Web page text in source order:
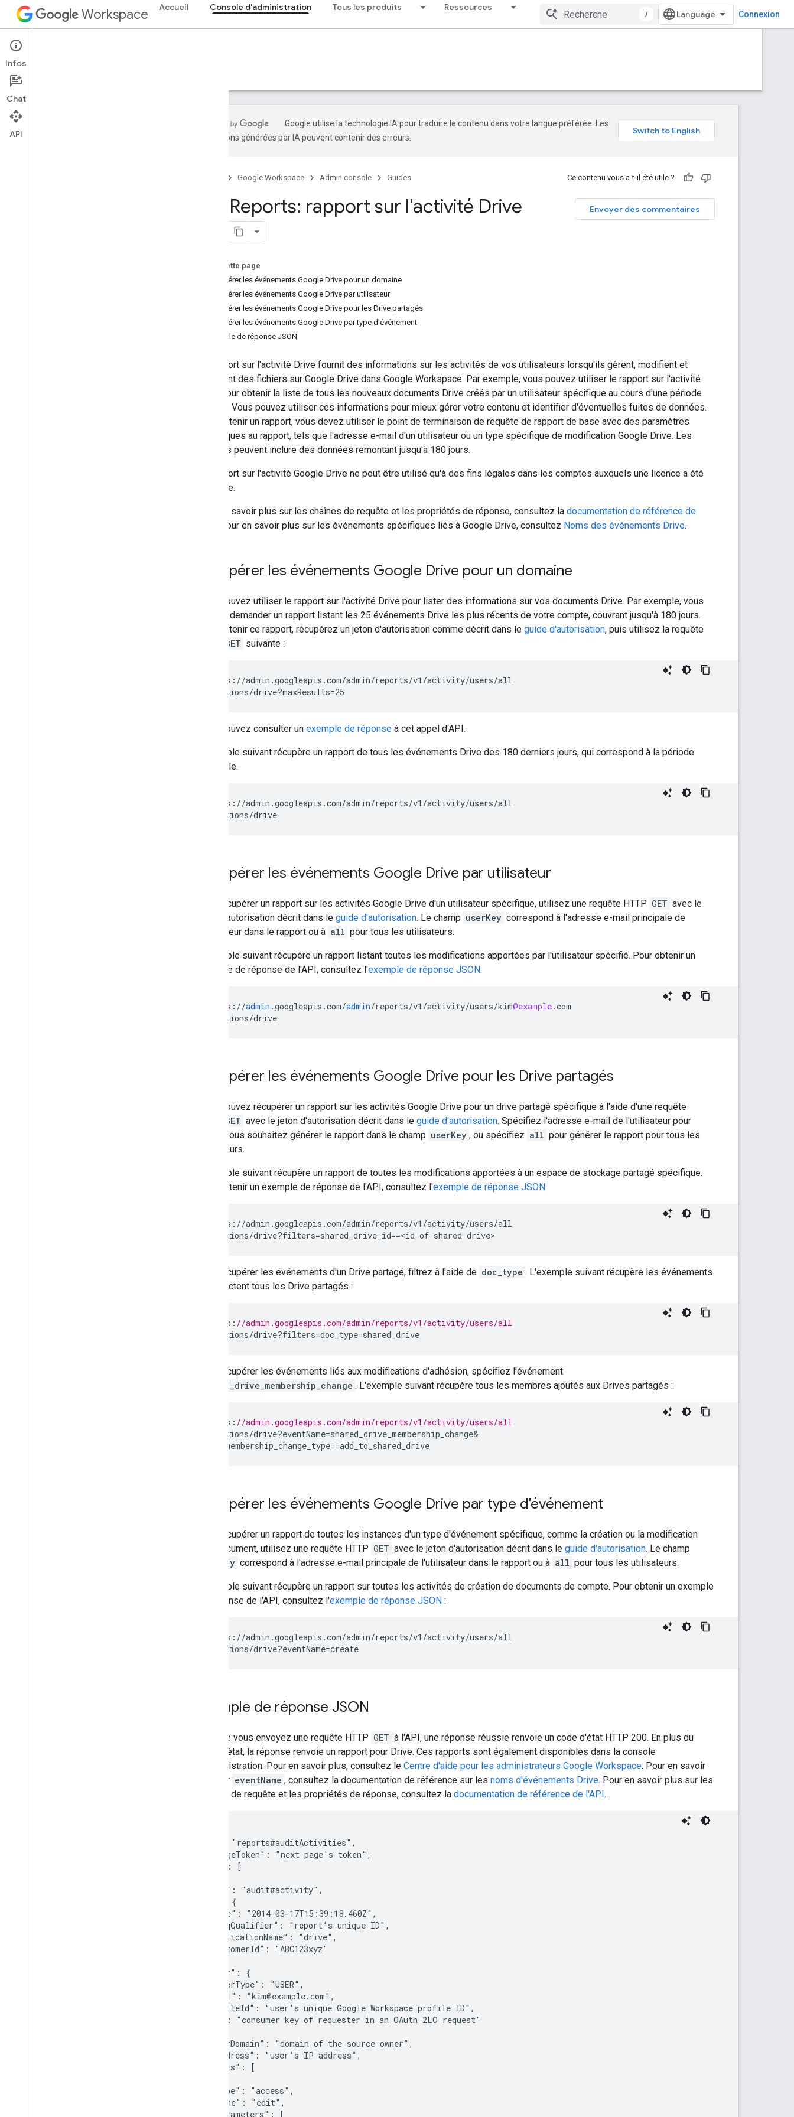
Workspace Accueil Console d'administration Tous les produits Ressources
/ Connexion
Admin console
Aperçu
Google utilise la technologie IA pour traduire le contenu dans votre langue préférée. Les
traductions générées par IA peuvent contenir des erreurs.
Google Workspace Admin console Guides Ce contenu vous a-t-il été utile ?
Envoyer des commentaires
API Reports: rapport sur l'activité Drive
Sur cette page
Récupérer les événements Google Drive pour un domaine
Récupérer les événements Google Drive par utilisateur
Récupérer les événements Google Drive pour les Drive partagés
Récupérer les événements Google Drive par type d'événement
Exemple de réponse JSON
Le rapport sur l'activité Drive fournit des informations sur les activités de vos utilisateurs lorsqu'ils gèrent, modifient et
partagent des fichiers sur Google Drive dans Google Workspace. Par exemple, vous pouvez utiliser le rapport sur l'activité
Drive pour obtenir la liste de tous les nouveaux documents Drive créés par un utilisateur spécifique au cours d'une période
donnée. Vous pouvez utiliser ces informations pour mieux gérer votre contenu et identifier d'éventuelles fuites de données.
Pour obtenir un rapport, vous devez utiliser le point de terminaison de requête de rapport de base avec des paramètres
spécifiques au rapport, tels que l'adresse e-mail d'un utilisateur ou un type spécifique de modification Google Drive. Les
rapports peuvent inclure des données remontant jusqu'à 180 jours.
Le rapport sur l'activité Google Drive ne peut être utilisé qu'à des fins légales dans les comptes auxquels une licence a été
attribuée.
Pour en savoir plus sur les chaînes de requête et les propriétés de réponse, consultez la documentation de référence de
. Pour en savoir plus sur les événements spécifiques liés à Google Drive, consultez Noms des événements Drive.
Récupérer les événements Google Drive pour un domaine
Vous pouvez utiliser le rapport sur l'activité Drive pour lister des informations sur vos documents Drive. Par exemple, vous
pouvez demander un rapport listant les 25 événements Drive les plus récents de votre compte, couvrant jusqu'à 180 jours.
Pour obtenir ce rapport, récupérez un jeton d'autorisation comme décrit dans le guide d'autorisation, puis utilisez la requête
GET suivante :
GET https://admin.googleapis.com/admin/reports/v1/activity/users/all
Vous pouvez consulter un exemple de réponse à cet appel d'API.
L'exemple suivant récupère un rapport de tous les événements Drive des 180 derniers jours, qui correspond à la période
maximale.
GET https://admin.googleapis.com/admin/reports/v1/activity/users/all
Récupérer les événements Google Drive par utilisateur
Pour récupérer un rapport sur les activités Google Drive d'un utilisateur spécifique, utilisez une requête HTTP GET avec le
jeton d'autorisation décrit dans le guide d'autorisation. Le champ userKey correspond à l'adresse e-mail principale de
l'utilisateur dans le rapport ou à all pour tous les utilisateurs.
L'exemple suivant récupère un rapport listant toutes les modifications apportées par l'utilisateur spécifié. Pour obtenir un
exemple de réponse de l'API, consultez l'exemple de réponse JSON.
https : //admin .googleapis .com/admin/reports/v1 /activity/users/kim@example.com
applications/drive
Récupérer les événements Google Drive pour les Drive partagés
Vous pouvez récupérer un rapport sur les activités Google Drive pour un drive partagé spécifique à l'aide d'une requête
GET avec le jeton d'autorisation décrit dans le guide d'autorisation. Spécifiez l'adresse e-mail de l'utilisateur pour
lequel vous souhaitez générer le rapport dans le champ userKey , ou spécifiez all pour générer le rapport pour tous les
utilisateurs.
L'exemple suivant récupère un rapport de toutes les modifications apportées à un espace de stockage partagé spécifique.
Pour obtenir un exemple de réponse de l'API, consultez l'exemple de réponse JSON.
GET https://admin.googleapis.com/admin/reports/v1/activity/users/all
Pour récupérer les événements d'un Drive partagé, filtrez à l'aide de doc_type . L'exemple suivant récupère les événements
qui affectent tous les Drive partagés :
https : //admin.googleapis.com/admin/reports/v1/activity/users/all
applications/drive?filters=doc_type=shared_drive
Pour récupérer les événements liés aux modifications d'adhésion, spécifiez l'événement
shared_drive_membership_change . L'exemple suivant récupère tous les membres ajoutés aux Drives partagés :
https : //admin.googleapis.com/admin/reports/v1/activity/users/all
applications/drive?eventName=shared_drive_membership_change
membership_change_type==add_to_shared_drive
Récupérer les événements Google Drive par type d'événement
Pour récupérer un rapport de toutes les instances d'un type d'événement spécifique, comme la création ou la modification
d'un document, utilisez une requête HTTP GET avec le jeton d'autorisation décrit dans le guide d'autorisation. Le champ
userKey correspond à l'adresse e-mail principale de l'utilisateur dans le rapport ou à all pour tous les utilisateurs.
L'exemple suivant récupère un rapport sur toutes les activités de création de documents de compte. Pour obtenir un exemple
de réponse de l'API, consultez l'exemple de réponse JSON :
GET https://admin.googleapis.com/admin/reports/v1/activity/users/all
Exemple de réponse JSON
Lorsque vous envoyez une requête HTTP GET à l'API, une réponse réussie renvoie un code d'état HTTP 200. En plus du
code d'état, la réponse renvoie un rapport pour Drive. Ces rapports sont également disponibles dans la console
d'administration. Pour en savoir plus, consultez le Centre d'aide pour les administrateurs Google Workspace. Pour en savoir
plus sur eventName , consultez la documentation de référence sur les noms d'événements Drive. Pour en savoir plus sur les
chaînes de requête et les propriétés de réponse, consultez la documentation de référence de l'API.
"kind": "reports#auditActivities",
"nextPageToken": "next page's token",
"items": [
   "kind": "audit#activity",
   "id": {
    "time": "2014-03-17T15:39:18.460Z",
    "uniqQualifier": "
report's unique ID",
    "applicationName": "drive",
    "customerId": "ABC123xyz"
   "actor": {
   "callerType": "USER",
   "email": "kim@example.com",
   "profileId": "
user's unique Google Workspace profile ID",
   "key": "
consumer key of requester in an OAuth 2LO request"
   "ownerDomain": "
domain of the source owner",
   "ipAddress": "
user's IP address",
   "events": [
     "type": "access",
     "name": "edit",
     "parameters": [
Infos
Chat
API